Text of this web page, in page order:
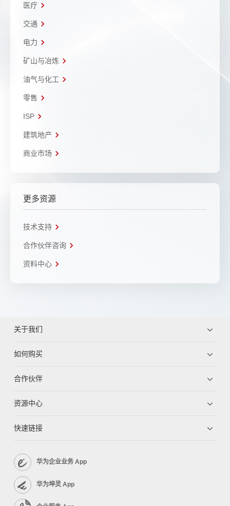
医疗
交通
电力
矿山与冶炼
油气与化工
零售
ISP
建筑地产
商业市场
更多资源
技术支持
合作伙伴咨询
资料中心
关于我们
如何购买
合作伙伴
资源中心
快速链接
华为企业业务 App
华为坤灵 App